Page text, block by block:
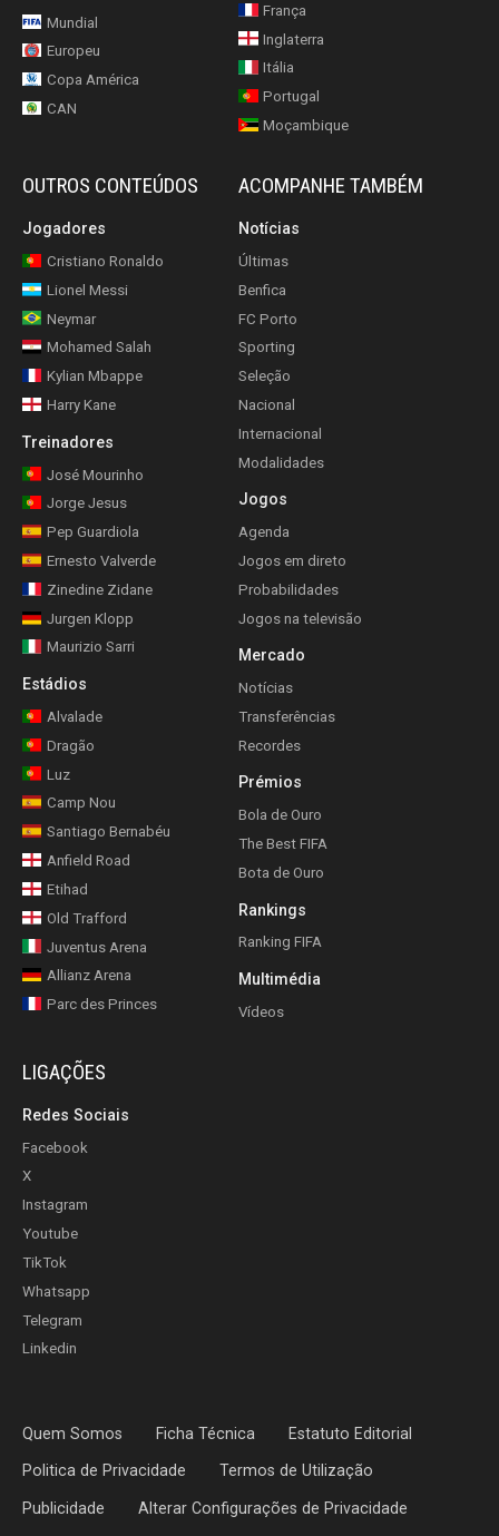
Mundial
Europeu
Copa América
CAN
França
Inglaterra
Itália
Portugal
Moçambique
OUTROS CONTEÚDOS
Jogadores
Cristiano Ronaldo
Lionel Messi
Neymar
Mohamed Salah
Kylian Mbappe
Harry Kane
Treinadores
José Mourinho
Jorge Jesus
Pep Guardiola
Ernesto Valverde
Zinedine Zidane
Jurgen Klopp
Maurizio Sarri
Estádios
Alvalade
Dragão
Luz
Camp Nou
Santiago Bernabéu
Anfield Road
Etihad
Old Trafford
Juventus Arena
Allianz Arena
Parc des Princes
ACOMPANHE TAMBÉM
Notícias
Últimas
Benfica
FC Porto
Sporting
Seleção
Nacional
Internacional
Modalidades
Jogos
Agenda
Jogos em direto
Probabilidades
Jogos na televisão
Mercado
Notícias
Transferências
Recordes
Prémios
Bola de Ouro
The Best FIFA
Bota de Ouro
Rankings
Ranking FIFA
Multimédia
Vídeos
LIGAÇÕES
Redes Sociais
Facebook
X
Instagram
Youtube
TikTok
Whatsapp
Telegram
Linkedin
Quem Somos Ficha Técnica Estatuto Editorial
Politica de Privacidade Termos de Utilização
Publicidade Alterar Configurações de Privacidade